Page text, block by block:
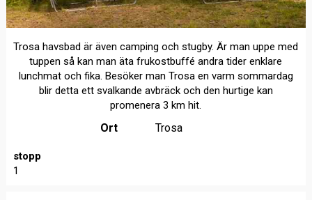
Trosa havsbad är även camping och stugby. Är man uppe med
tuppen så kan man äta frukostbuffé andra tider enklare
lunchmat och fika. Besöker man Trosa en varm sommardag
blir detta ett svalkande avbräck och den hurtige kan
promenera 3 km hit.
Ort Trosa
stopp
1